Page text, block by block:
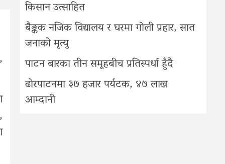
किसान उत्साहित
बैङ्कक नजिक विद्यालय र घरमा गोली प्रहार, सात
जनाको मृत्यु
पाटन बारका तीन समूहबीच प्रतिस्पर्धा हुँदै
ढोरपाटनमा ३७ हजार पर्यटक, ४७ लाख
आम्दानी